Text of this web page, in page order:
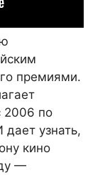
премиями.
2006 по
узнать,
кино
—